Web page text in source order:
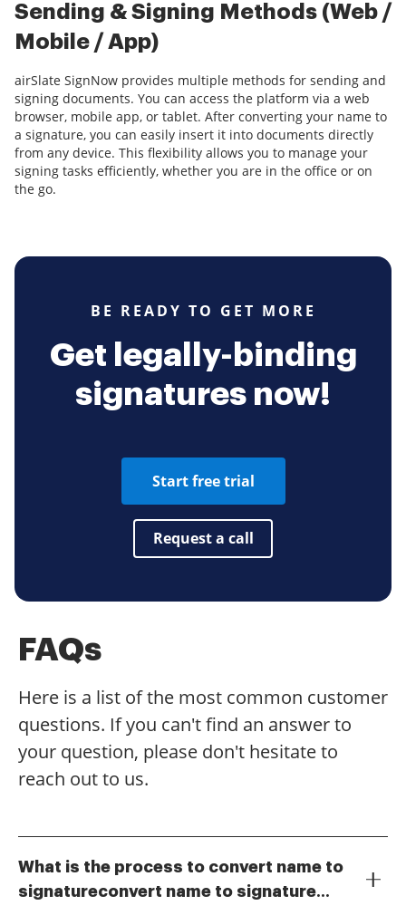
Sending & Signing Methods (Web /
Mobile / App)
airSlate SignNow provides multiple methods for sending and
signing documents. You can access the platform via a web
browser, mobile app, or tablet. After converting your name to
a signature, you can easily insert it into documents directly
from any device. This flexibility allows you to manage your
signing tasks efficiently, whether you are in the office or on
the go.
BE READY TO GET MORE
Get legally-binding
signatures now!
Start free trial
Request a call
FAQs
Here is a list of the most common customer
questions. If you can't find an answer to
your question, please don't hesitate to
reach out to us.
What is the process to convert name to
signatureconvert name to signature